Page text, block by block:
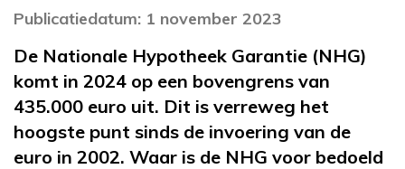
Publicatiedatum: 1 november 2023
De Nationale Hypotheek Garantie (NHG)
komt in 2024 op een bovengrens van
435.000 euro uit. Dit is verreweg het
hoogste punt sinds de invoering van de
euro in 2002. Waar is de NHG voor bedoeld